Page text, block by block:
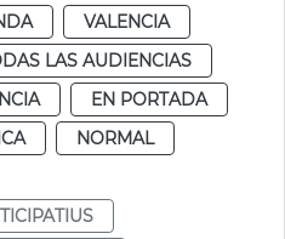
VALENCIA
LAS AUDIENCIAS
EN PORTADA
NORMAL